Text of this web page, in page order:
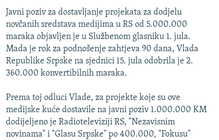
POST SCRIPTUM
MOJA EVROPA
TRI DECENIJE OD RATA U BIH
SVE KARTE DEJTONA
NASTANAK I RASPAD JUGOSLAVIJE
Sve RFE/RL stranice
Javni poziv za dostavljanje projekata za dodjelu
novčanih sredstava medijima u RS od 5.000.000
maraka objavljen je u Službenom glasniku 1. jula.
Mada je rok za podnošenje zahtjeva 90 dana, Vlada
Republike Srpske na sjednici 15. jula odobrila je 2.
360.000 konvertibilnih maraka.
Prema toj odluci Vlade, za projekte koje su ove
medijske kuće dostavile na javni poziv 1.000.000 KM
dodijeljeno je Radioteleviziji RS, "Nezavisnim
novinama" i "Glasu Srpske" po 400.000, "Fokusu"